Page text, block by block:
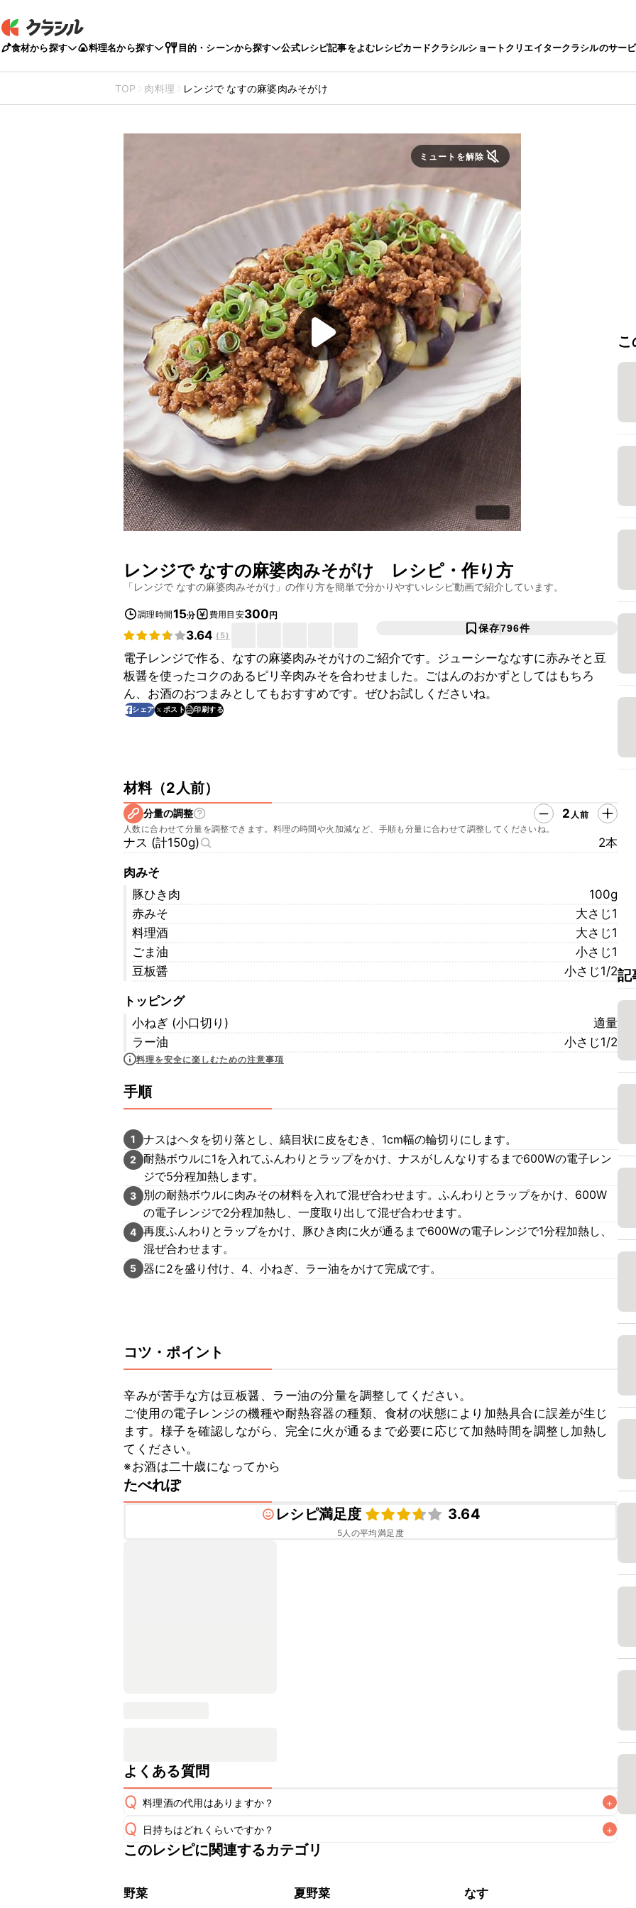
食材から探す 料理名から探す 目的・シーンから探す 公式レシピ記事をよむレシピカードクラシルショートクリエイタークラシルのサー
TOP 肉料理 レンジで なすの麻婆肉みそがけ
ミュートを解除
レンジで なすの麻婆肉みそがけ レシピ・作り方
「レンジで なすの麻婆肉みそがけ 」の作り方を簡単で分かりやすいレシピ動画で紹介しています。
調理時間15分 費用目安300円
3.64 ( 5)
保存796件
電子レンジで作る、なすの麻婆肉みそがけのご紹介です。ジューシーななすに赤みそと豆
板醤を使ったコクのあるピリ辛肉みそを合わせました。ごはんのおかずとしてはもちろ
ん、お酒のおつまみとしてもおすすめです。ぜひお試しくださいね。
シェア ポスト 印刷する
材料（2人前）
分量の調整 2 人前
人数に合わせて分量を調整できます。料理の時間や火加減など、手順も分量に合わせて調整してくださいね。
ナス (計150g) 2本
肉みそ
豚ひき肉
100g
赤みそ
大さじ1
料理酒
大さじ1
ごま油
小さじ1
豆板醤
小さじ1/2
トッピング
小ねぎ (小口切り)
適量
ラー油
小さじ1/2
料理を安全に楽しむための注意事項
手順
1 ナスはヘタを切り落とし、縞目状に皮をむき、1cm幅の輪切りにします。
2
耐熱ボウルに1を入れてふんわりとラップをかけ、ナスがしんなりするまで600Wの電子レン
ジで5分程加熱します。
3
別の耐熱ボウルに肉みその材料を入れて混ぜ合わせます。ふんわりとラップをかけ、600W
の電子レンジで2分程加熱し、一度取り出して混ぜ合わせます。
4 再度ふんわりとラップをかけ、豚ひき肉に火が通るまで600Wの電子レンジで1分程加熱し、
混ぜ合わせます。
5 器に2を盛り付け、4、小ねぎ、ラー油をかけて完成です。
コツ・ポイント
辛みが苦手な方は豆板醤、ラー油の分量を調整してください。
ご使用の電子レンジの機種や耐熱容器の種類、食材の状態により加熱具合に誤差が生じ
ます。様子を確認しながら、完全に火が通るまで必要に応じて加熱時間を調整し加熱し
てください。
※お酒は二十歳になってから
たべれぽ
レシピ満足度
3.64
5人の平均満足度
よくある質問
Q 料理酒の代用はありますか？ +
A
Q 日持ちはどれくらいですか？ +
保存期間は冷蔵で翌日中が目安です。なるべくお早めにお召し上がりください。
※日持ちは目安です。
このレシピに関連するカテゴリ
野菜 夏野菜 なす
記